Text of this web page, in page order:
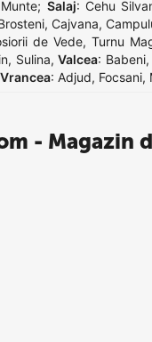
; Salaj: Cehu
, Cajvana,
de Vede,Turnu
, Sulina,Valcea: Babeni,
Vrancea: Adjud, Focsani,
- Magazin